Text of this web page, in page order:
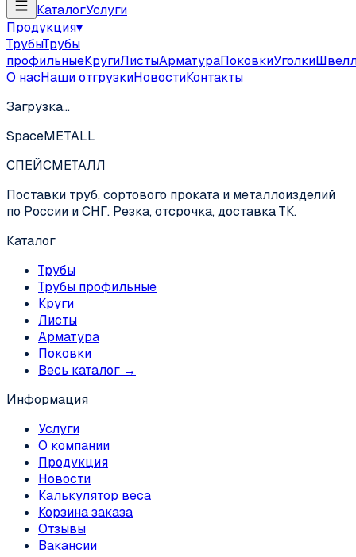
КаталогУслуги
Продукция▾
ТрубыТрубы
профильныеКругиЛистыАрматураПоковкиУголки
О насНаши отгрузкиНовостиКонтакты
Загрузка…
SpaceMETALL
СПЕЙСМЕТАЛЛ
Поставки труб, сортового проката и металлоизделий
по России и СНГ. Резка, отсрочка, доставка ТК.
Каталог
Трубы
Трубы профильные
Круги
Листы
Арматура
Поковки
Весь каталог →
Информация
Услуги
О компании
Продукция
Новости
Калькулятор веса
Корзина заказа
Отзывы
Вакансии